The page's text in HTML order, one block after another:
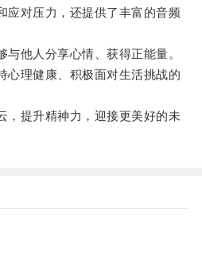
对压力，还提供了丰富的音频
他人分享心情、获得正能量。
理健康、积极面对生活挑战的
提升精神力，迎接更美好的未